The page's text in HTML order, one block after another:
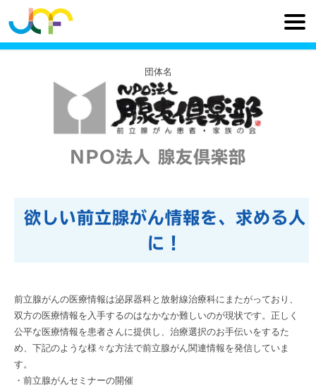
団体名
NPO法人 腺友倶楽部
欲しい前立腺がん情報を、求める人
に！
前立腺がんの医療情報は泌尿器科と放射線治療科にまたがっており、
双方の医療情報を入手するのはなかなか難しいのが現状です。正しく
公平な医療情報を患者さんに提供し、治療選択のお手伝いをするた
め、下記のような様々な方法で前立腺がん関連情報を発信していま
す。
・前立腺がんセミナーの開催